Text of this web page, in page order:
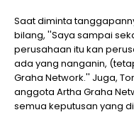
Saat diminta
bilang, ''Saya sampai
perusahaan itu kan
ada yang nanganin,
Graha Network.'' Juga,
anggota Artha Graha
semua keputusan yang